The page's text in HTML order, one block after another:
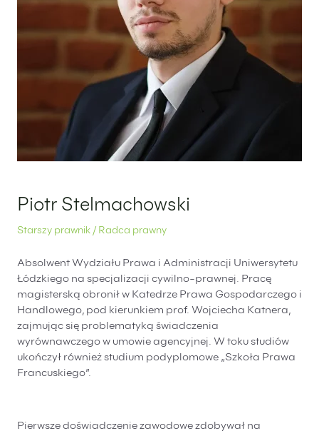
Piotr Stelmachowski
Starszy prawnik / Radca prawny
Absolwent Wydziału Prawa i Administracji Uniwersytetu
Łódzkiego na specjalizacji cywilno-prawnej. Pracę
magisterską obronił w Katedrze Prawa Gospodarczego i
Handlowego, pod kierunkiem prof. Wojciecha Katnera,
zajmując się problematyką świadczenia
wyrównawczego w umowie agencyjnej. W toku studiów
ukończył również studium podyplomowe „Szkoła Prawa
Francuskiego”.
Pierwsze doświadczenie zawodowe zdobywał na